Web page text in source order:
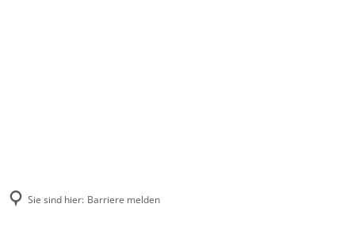
Sie sind hier: Barriere melden